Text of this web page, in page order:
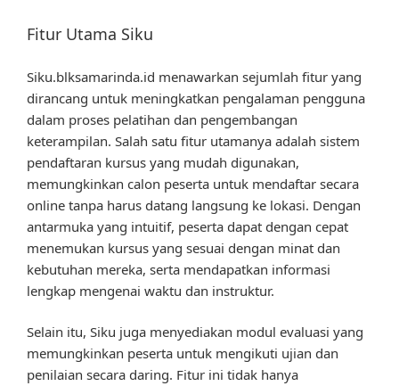
Fitur Utama Siku
Siku.blksamarinda.id menawarkan sejumlah fitur yang
dirancang untuk meningkatkan pengalaman pengguna
dalam proses pelatihan dan pengembangan
keterampilan. Salah satu fitur utamanya adalah sistem
pendaftaran kursus yang mudah digunakan,
memungkinkan calon peserta untuk mendaftar secara
online tanpa harus datang langsung ke lokasi. Dengan
antarmuka yang intuitif, peserta dapat dengan cepat
menemukan kursus yang sesuai dengan minat dan
kebutuhan mereka, serta mendapatkan informasi
lengkap mengenai waktu dan instruktur.
Selain itu, Siku juga menyediakan modul evaluasi yang
memungkinkan peserta untuk mengikuti ujian dan
penilaian secara daring. Fitur ini tidak hanya